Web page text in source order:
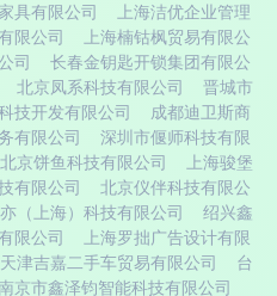
具有限公司
上海洁优企业管理
限公司
上海楠钴枫贸易有限公
司
长春金钥匙开锁集团有限公
北京凤系科技有限公司
晋城市
技开发有限公司
成都迪卫斯商
有限公司
深圳市偃师科技有限
北京饼鱼科技有限公司
上海骏堡
有限公司
北京仪伴科技有限公
（上海）科技有限公司
绍兴鑫
限公司
上海罗拙广告设计有限
天津吉嘉二手车贸易有限公司
台
京市鑫泽钧智能科技有限公司